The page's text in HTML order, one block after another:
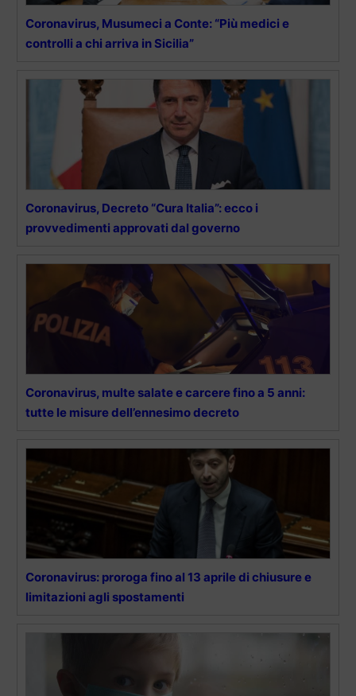
Coronavirus, Musumeci a Conte: “Più medici e
controlli a chi arriva in Sicilia”
Coronavirus, Decreto “Cura Italia”: ecco i
provvedimenti approvati dal governo
Coronavirus, multe salate e carcere fino a 5 anni:
tutte le misure dell’ennesimo decreto
Coronavirus: proroga fino al 13 aprile di chiusure e
limitazioni agli spostamenti